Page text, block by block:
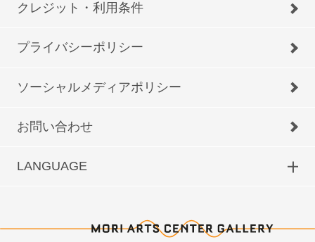
クレジット・利用条件
プライバシーポリシー
ソーシャルメディアポリシー
お問い合わせ
LANGUAGE